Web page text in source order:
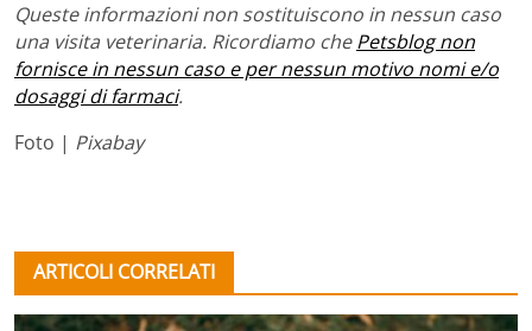
Queste informazioni non sostituiscono in nessun caso
una visita veterinaria. Ricordiamo chePetsblog non
fornisce in nessun caso e per nessun motivo nomi e/o
dosaggi di farmaci.
Foto | Pixabay
ARTICOLI CORRELATI